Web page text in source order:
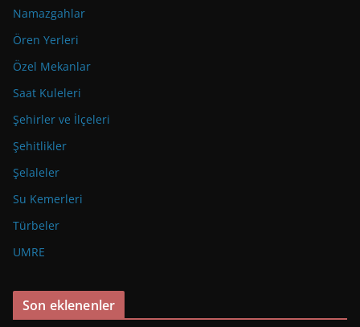
Namazgahlar
Ören Yerleri
Özel Mekanlar
Saat Kuleleri
Şehirler ve İlçeleri
Şehitlikler
Şelaleler
Su Kemerleri
Türbeler
UMRE
Son eklenenler